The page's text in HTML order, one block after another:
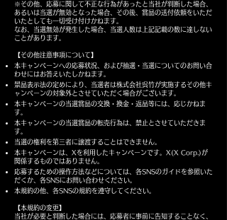
※その他、応募に関して不正な行為があったと当社が判断した場合、
あるいは当選が無効となった場合、その後、賞品の送付依頼をいただ
いたとしても一切受け付けかねます。
なお、当選無効が発生した場合、当選人数は上記記載の数に達しない
ことがあります。
【その他注意事項について】
本キャンペーンへの応募状況、および抽選・当選についてのお問い合
わせにはお答えいたしかねます。
景品表示法の定めにより、当選者は株式会社呉竹が実施するその他キ
ャンペーンの対象外とさせていただく場合がございます。
本キャンペーンの当選賞品の交換・換金・返品等には、応じかねま
す。
本キャンペーンの当選賞品の転売行為は、禁止とさせていただきま
す。
当選の権利を第三者に譲渡することはできません。
本キャンペーンは、Xを利用したキャンペーンです。X(X Corp.)が
関係するものではありません。
応募するための操作方法などについては、各SNSのガイドを参照いた
だくか、各SNSにお問い合わせください。
本規約の他、各SNSの規約を遵守してください。
【本規約の変更】
当社が必要と判断した場合には、応募者に事前に告知することなく、